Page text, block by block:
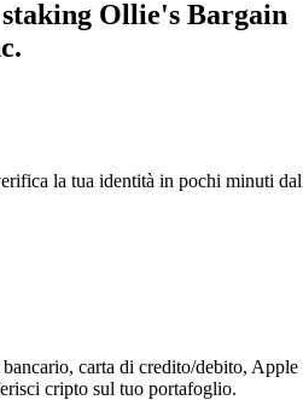
Ollie's Bargain
la tua identità in pochi minuti dal
carta di credito/debito, Apple
cripto sul tuo portafoglio.